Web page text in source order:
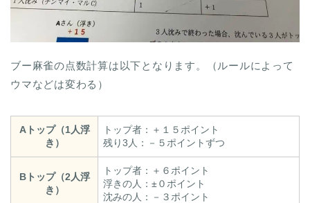
ブー麻雀の点数計算は以下となります。（ルールによって
ウマなどは変わる）
Aトップ（1人浮
き）
トップ者：＋１５ポイント
残り3人：－５ポイントずつ
Bトップ（2人浮
き）
トップ者：＋６ポイント
浮きの人：±０ポイント
沈みの人：－３ポイント